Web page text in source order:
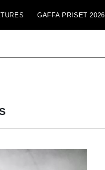
GAFFA PRISET 2026